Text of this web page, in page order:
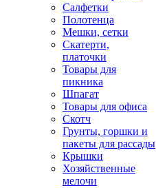
Салфетки
Полотенца
Мешки, сетки
Скатерти,
платочки
Товары для
пикника
Шпагат
Товары для офиса
Скотч
Грунты, горшки и
пакеты для рассады
Крышки
Хозяйственные
мелочи